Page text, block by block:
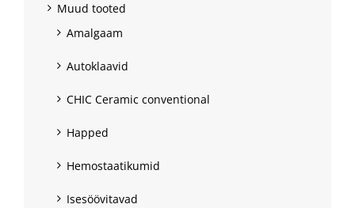
Muud tooted
Amalgaam
Autoklaavid
CHIC Ceramic conventional
Happed
Hemostaatikumid
Isesöövitavad